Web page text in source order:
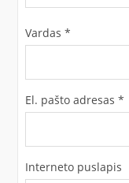
Vardas *
El. pašto adresas *
Interneto puslapis